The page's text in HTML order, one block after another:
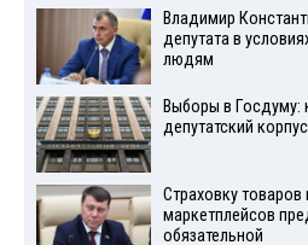
Владимир
депутата в
людям
Выборы в Госдуму:
депутатский корпус
Страховку товаров
маркетплейсов
обязательной